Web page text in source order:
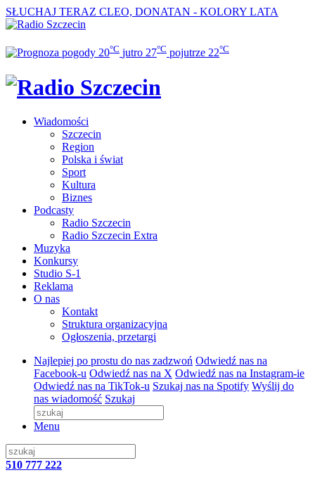
SŁUCHAJ TERAZ CLEO, DONATAN - KOLORY LATA
20°C jutro 27°C pojutrze 22°C
Wiadomości
Szczecin
Region
Polska i świat
Sport
Kultura
Biznes
Podcasty
Radio Szczecin
Radio Szczecin Extra
Muzyka
Konkursy
Studio S-1
Reklama
O nas
Kontakt
Struktura organizacyjna
Ogłoszenia, przetargi
Najlepiej po prostu do nas zadzwoń Odwiedź nas na
Facebook-u Odwiedź nas na X Odwiedź nas na Instagram-ie
Odwiedź nas na TikTok-u Szukaj nas na Spotify Wyślij do
nas wiadomość Szukaj
Menu
510 777 222